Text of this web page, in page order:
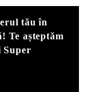
tău în
Te așteptăm
Super